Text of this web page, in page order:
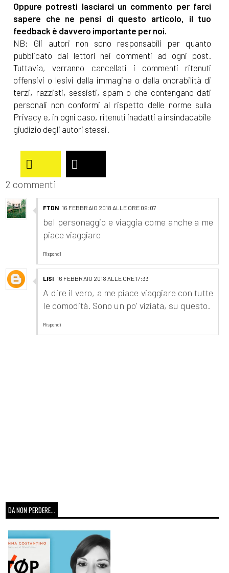
Oppure potresti lasciarci un commento per farci
sapere che ne pensi di questo articolo, il tuo
feedback è davvero importante per noi.
NB: Gli autori non sono responsabili per quanto
pubblicato dai lettori nei commenti ad ogni post.
Tuttavia, verranno cancellati i commenti ritenuti
offensivi o lesivi della immagine o della onorabilità di
terzi, razzisti, sessisti, spam o che contengano dati
personali non conformi al rispetto delle norme sulla
Privacy e, in ogni caso, ritenuti inadatti a insindacabile
giudizio degli autori stessi.
2 commenti
FTDN 16 FEBBRAIO 2018 ALLE ORE 09:07
bel personaggio e viaggia come anche a me
piace viaggiare
Rispondi
LISI 16 FEBBRAIO 2018 ALLE ORE 17:33
A dire il vero, a me piace viaggiare con tutte
le comodità. Sono un po' viziata, su questo.
Rispondi
DA NON PERDERE...